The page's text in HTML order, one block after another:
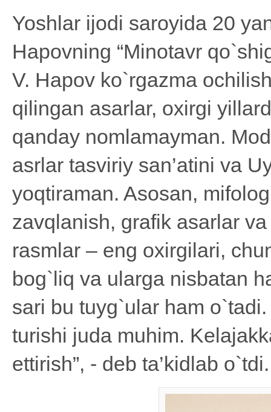
Yoshlar ijodi saroyida 20
Hapovning “Minotavr
V. Hapov ko`rgazma
qilingan asarlar, oxirgi
qanday nomlamayman.
asrlar tasviriy san’atini va
yoqtiraman. Asosan,
zavqlanish, grafik asarlar
rasmlar – eng oxirgilari,
bog`liq va ularga nisbatan
sari bu tuyg`ular ham
turishi juda muhim.
ettirish”, - deb ta’kidlab o`tdi.